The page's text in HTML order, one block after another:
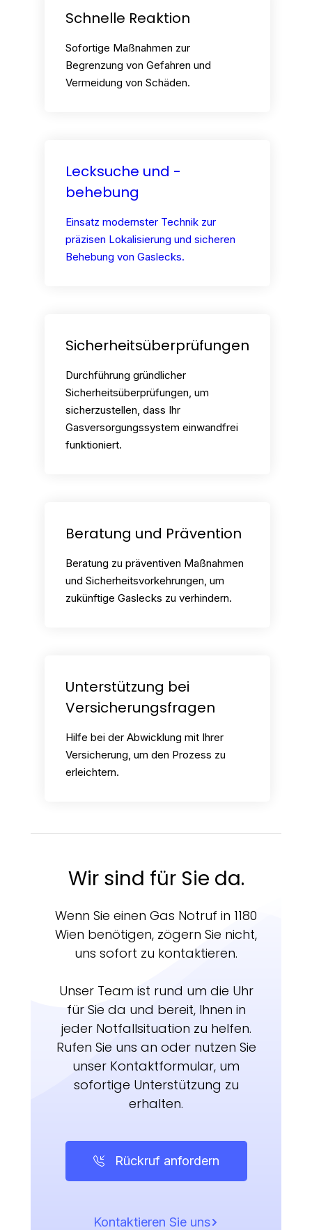
Schnelle Reaktion
Sofortige Maßnahmen zur
Begrenzung von Gefahren und
Vermeidung von Schäden.
Lecksuche und -
behebung
Einsatz modernster Technik zur
präzisen Lokalisierung und sicheren
Behebung von Gaslecks.
Sicherheitsüberprüfungen
Durchführung gründlicher
Sicherheitsüberprüfungen, um
sicherzustellen, dass Ihr
Gasversorgungssystem einwandfrei
funktioniert.
Beratung und Prävention
Beratung zu präventiven Maßnahmen
und Sicherheitsvorkehrungen, um
zukünftige Gaslecks zu verhindern.
Unterstützung bei
Versicherungsfragen
Hilfe bei der Abwicklung mit Ihrer
Versicherung, um den Prozess zu
erleichtern.
Wir sind für Sie da.
Wenn Sie einen Gas Notruf in 1180
Wien benötigen, zögern Sie nicht,
uns sofort zu kontaktieren.
Unser Team ist rund um die Uhr
für Sie da und bereit, Ihnen in
jeder Notfallsituation zu helfen.
Rufen Sie uns an oder nutzen Sie
unser Kontaktformular, um
sofortige Unterstützung zu
erhalten.
Rückruf anfordern
Kontaktieren Sie uns